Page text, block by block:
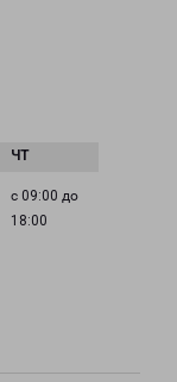
с 09:00 до
18:00